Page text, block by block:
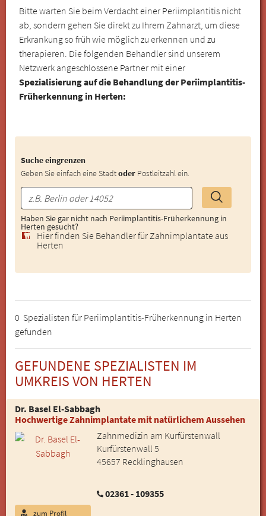
Bitte warten Sie beim Verdacht einer Periimplantitis nicht
ab, sondern gehen Sie direkt zu Ihrem Zahnarzt, um diese
Erkrankung so früh wie möglich zu erkennen und zu
therapieren. Die folgenden Behandler sind unserem
Netzwerk angeschlossene Partner mit einer
Spezialisierung auf die Behandlung der Periimplantitis-
Früherkennung in Herten:
Suche eingrenzen
Geben Sie einfach eine Stadtoder Postleitzahl ein.
Haben Sie gar nicht nach Periimplantitis-Früherkennung in
Herten gesucht?
Hier finden Sie Behandler für Zahnimplantate aus
Herten
0 Spezialisten für Periimplantitis-Früherkennung in Herten
gefunden
GEFUNDENE SPEZIALISTEN IM
UMKREIS VON HERTEN
Dr. Basel El-Sabbagh
Hochwertige Zahnimplantate mit natürlichem Aussehen
Zahnmedizin am Kurfürstenwall
Kurfürstenwall 5
45657 Recklinghausen
02361 - 109355
zum Profil